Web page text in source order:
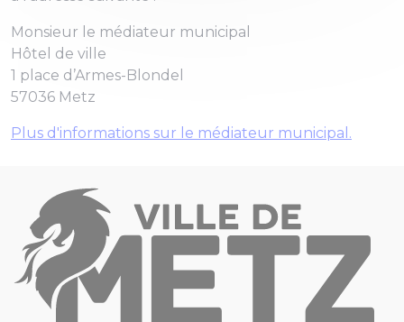
Monsieur le médiateur municipal
Hôtel de ville
1 place d’Armes-Blondel
57036 Metz
Plus d'informations sur le médiateur municipal.